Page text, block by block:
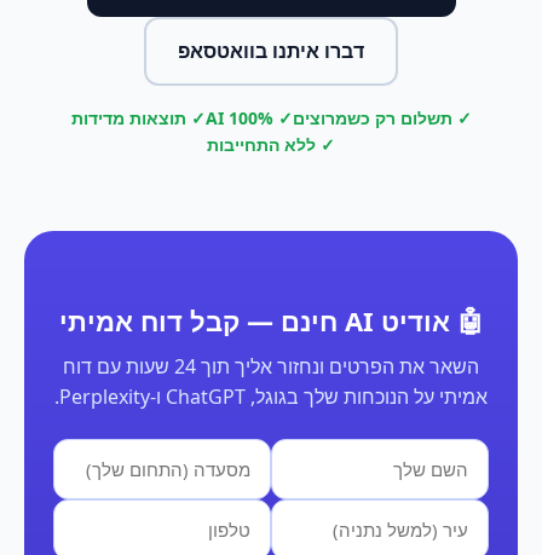
דברו איתנו בוואטסאפ
✓ תשלום רק כשמרוצים✓ 100% AI
✓ תוצאות מדידות
✓ ללא התחייבות
🤖 אודיט AI חינם — קבל דוח אמיתי
השאר את הפרטים ונחזור אליך תוך 24 שעות עם דוח
אמיתי על הנוכחות שלך בגוגל, ChatGPT ו-Perplexity.